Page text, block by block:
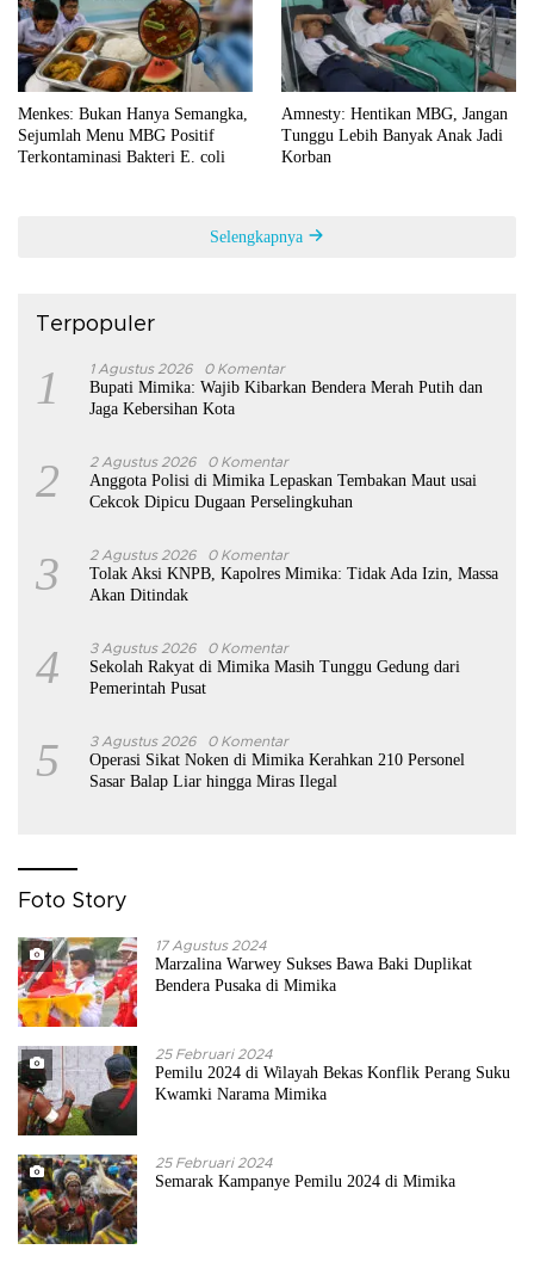
Menkes: Bukan Hanya Semangka,
Sejumlah Menu MBG Positif
Terkontaminasi Bakteri E. coli
Amnesty: Hentikan MBG, Jangan
Tunggu Lebih Banyak Anak Jadi
Korban
Selengkapnya
Terpopuler
1 1 Agustus 2026 0 Komentar
Bupati Mimika: Wajib Kibarkan Bendera Merah Putih dan
Jaga Kebersihan Kota
2 2 Agustus 2026 0 Komentar
Anggota Polisi di Mimika Lepaskan Tembakan Maut usai
Cekcok Dipicu Dugaan Perselingkuhan
3 2 Agustus 2026 0 Komentar
Tolak Aksi KNPB, Kapolres Mimika: Tidak Ada Izin, Massa
Akan Ditindak
4 3 Agustus 2026 0 Komentar
Sekolah Rakyat di Mimika Masih Tunggu Gedung dari
Pemerintah Pusat
5 3 Agustus 2026 0 Komentar
Operasi Sikat Noken di Mimika Kerahkan 210 Personel
Sasar Balap Liar hingga Miras Ilegal
Foto Story
17 Agustus 2024
Marzalina Warwey Sukses Bawa Baki Duplikat
Bendera Pusaka di Mimika
25 Februari 2024
Pemilu 2024 di Wilayah Bekas Konflik Perang Suku
Kwamki Narama Mimika
25 Februari 2024
Semarak Kampanye Pemilu 2024 di Mimika